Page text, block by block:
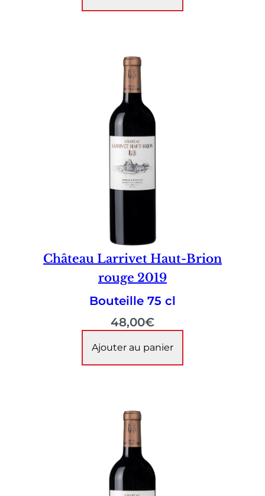
Château Larrivet Haut-Brion
rouge 2019
Bouteille 75 cl
48,00€
Ajouter au panier